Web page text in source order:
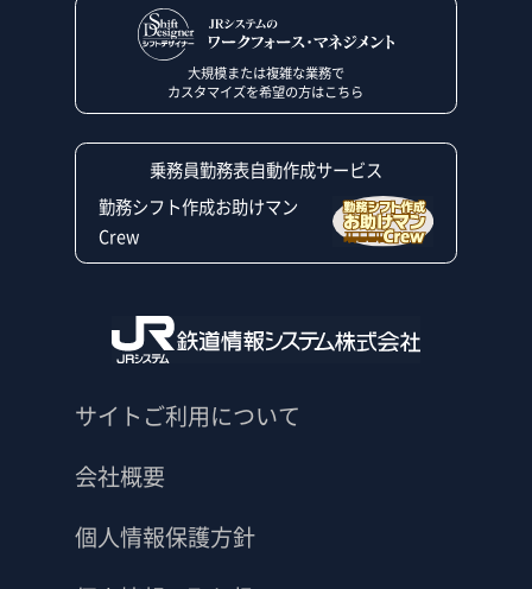
大規模または複雑な業務で
カスタマイズを希望の方はこちら
乗務員勤務表自動作成サービス
勤務シフト作成お助けマン
Crew
サイトご利用について
会社概要
個人情報保護方針